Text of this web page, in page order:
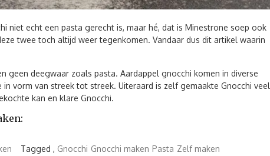
niet echt een pasta gerecht is, maar hé, dat is Minestrone soep ook
twee toch altijd weer tegenkomen. Vandaar dus dit artikel waarin
geen deegwaar zoals pasta. Aardappel gnocchi komen in diverse
vorm van streek tot streek. Uiteraard is zelf gemaakte Gnocchi veel
kan en klare Gnocchi.
Tagged , Gnocchi Gnocchi maken Pasta Zelf maken